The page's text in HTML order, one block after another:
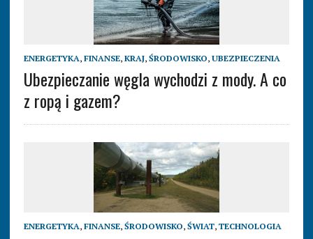
ENERGETYKA, FINANSE, KRAJ, ŚRODOWISKO, UBEZPIECZENIA
Ubezpieczanie węgla wychodzi z mody. A co
z ropą i gazem?
ENERGETYKA, FINANSE, ŚRODOWISKO, ŚWIAT, TECHNOLOGIA